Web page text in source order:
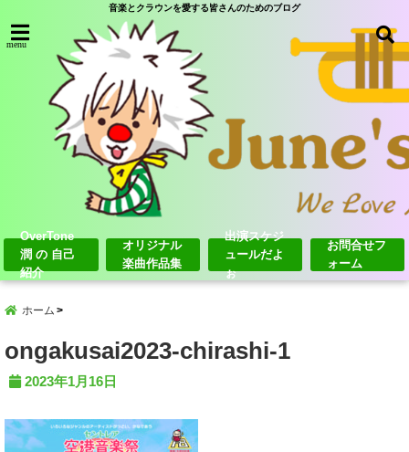
音楽とクラウンを愛する皆さんのためのブログ
menu
OverTone
潤 の 自己
紹介
オリジナル
楽曲作品集
出演スケジ
ュールだよ
ぉ
お問合せフ
ォーム
ホーム
ongakusai2023-chirashi-1
2023年1月16日